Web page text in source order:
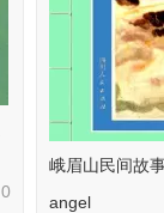
0
峨眉山民间故
angel